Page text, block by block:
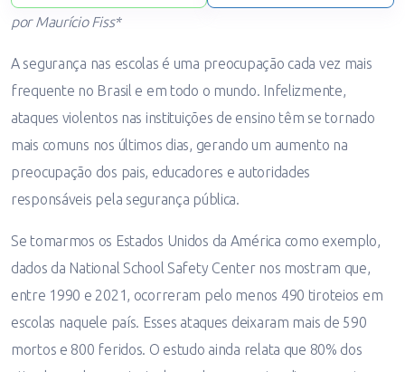
por Maurício Fiss*
A segurança nas escolas é uma preocupação cada vez mais
frequente no Brasil e em todo o mundo. Infelizmente,
ataques violentos nas instituições de ensino têm se tornado
mais comuns nos últimos dias, gerando um aumento na
preocupação dos pais, educadores e autoridades
responsáveis pela segurança pública.
Se tomarmos os Estados Unidos da América como exemplo,
dados da National School Safety Center nos mostram que,
entre 1990 e 2021, ocorreram pelo menos 490 tiroteios em
escolas naquele país. Esses ataques deixaram mais de 590
mortos e 800 feridos. O estudo ainda relata que 80% dos